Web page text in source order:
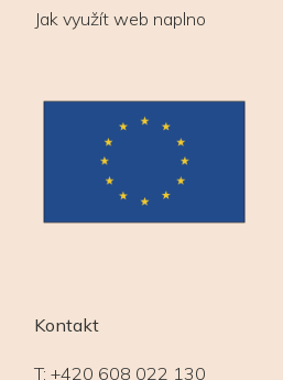
Jak využít web naplno
Kontakt
T: +420 608 022 130